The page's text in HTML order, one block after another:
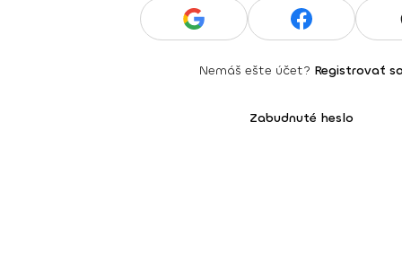
Nemáš ešte účet? Registrovať
Zabudnuté heslo